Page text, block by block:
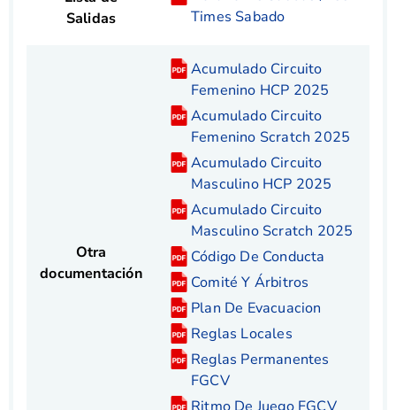
Salidas
Times Sabado
Otra
documentación
Acumulado Circuito
Femenino HCP 2025
Acumulado Circuito
Femenino Scratch 2025
Acumulado Circuito
Masculino HCP 2025
Acumulado Circuito
Masculino Scratch 2025
Código De Conducta
Comité Y Árbitros
Plan De Evacuacion
Reglas Locales
Reglas Permanentes
FGCV